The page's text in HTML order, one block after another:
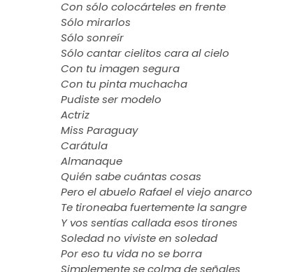
Con sólo colocárteles en frente
Sólo mirarlos
Sólo sonreír
Sólo cantar cielitos cara al cielo
Con tu imagen segura
Con tu pinta muchacha
Pudiste ser modelo
Actriz
Miss Paraguay
Carátula
Almanaque
Quién sabe cuántas cosas
Pero el abuelo Rafael el viejo anarco
Te tironeaba fuertemente la sangre
Y vos sentías callada esos tirones
Soledad no viviste en soledad
Por eso tu vida no se borra
Simplemente se colma de señales